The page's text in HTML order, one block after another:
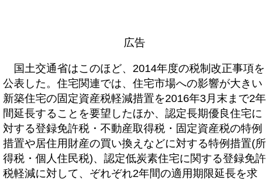
広告
国土交通省はこのほど、2014年度の税制改正事項を
公表した。住宅関連では、住宅市場への影響が大きい
新築住宅の固定資産税軽減措置を2016年3月末まで2年
間延長することを要望したほか、認定長期優良住宅に
対する登録免許税・不動産取得税・固定資産税の特例
措置や居住用財産の買い換えなどに対する特例措置(所
得税・個人住民税)、認定低炭素住宅に関する登録免許
税軽減に対して、ぞれぞれ2年間の適用期限延長を求